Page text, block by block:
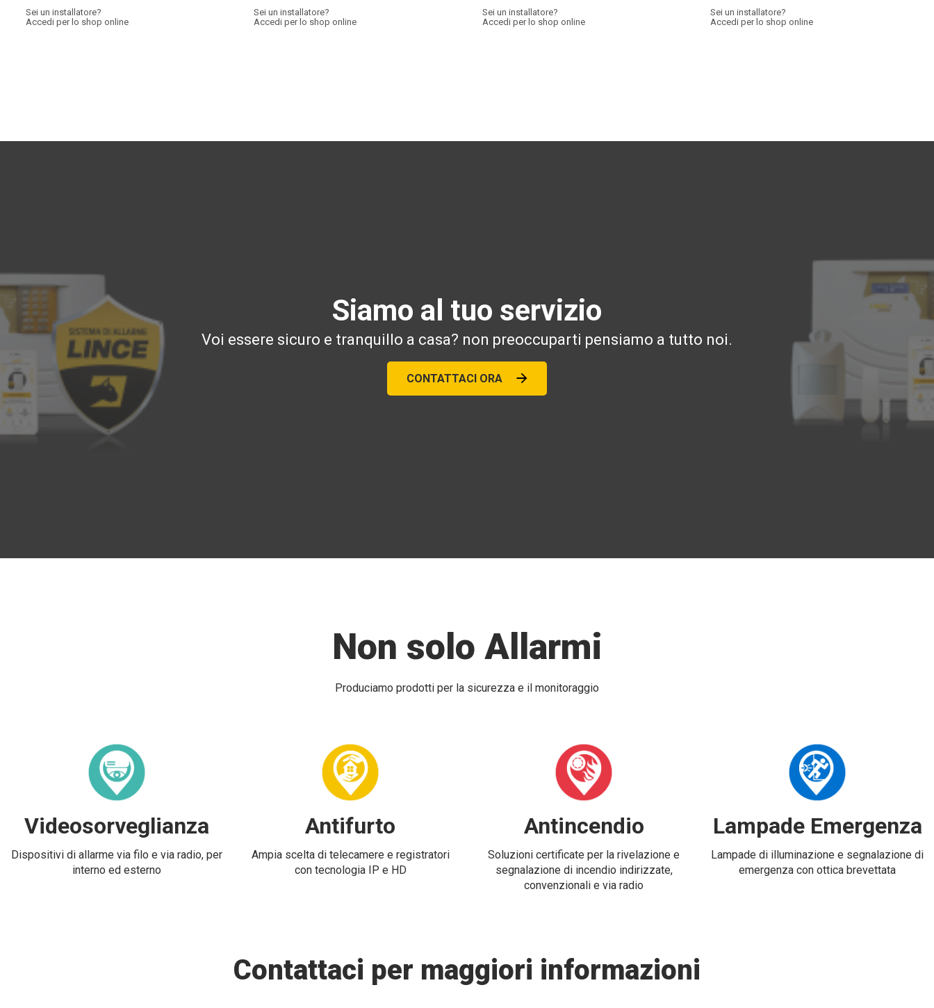
Sei un installatore?
Accedi per lo shop online
Sei un installatore?
Accedi per lo shop online
Sei un installatore?
Accedi per lo shop online
Sei un installatore?
Accedi per lo shop online
Siamo al tuo servizio
Voi essere sicuro e tranquillo a casa? non preoccuparti pensiamo a tutto noi.
CONTATTACI ORA
Non solo Allarmi
Produciamo prodotti per la sicurezza e il monitoraggio
Videosorveglianza
Dispositivi di allarme via filo e via radio, per
interno ed esterno
Antifurto
Ampia scelta di telecamere e registratori
con tecnologia IP e HD
Antincendio
Soluzioni certificate per la rivelazione e
segnalazione di incendio indirizzate,
convenzionali e via radio
Lampade Emergenza
Lampade di illuminazione e segnalazione di
emergenza con ottica brevettata
Contattaci per maggiori informazioni